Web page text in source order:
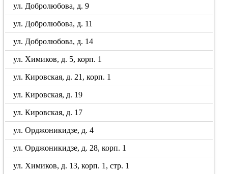
ул. Добролюбова, д. 9
ул. Добролюбова, д. 11
ул. Добролюбова, д. 14
ул. Химиков, д. 5, корп. 1
ул. Кировская, д. 21, корп. 1
ул. Кировская, д. 19
ул. Кировская, д. 17
ул. Орджоникидзе, д. 4
ул. Орджоникидзе, д. 28, корп. 1
ул. Химиков, д. 13, корп. 1, стр. 1